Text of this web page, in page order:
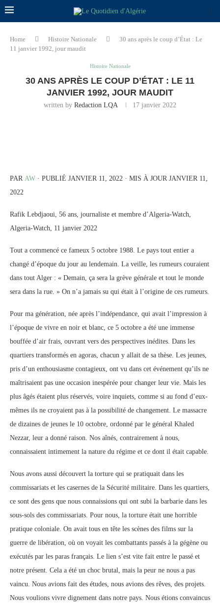
Home Histoire Nationale
30 ans après le coup d’État : Le
11 janvier 1992, jour maudit
Histoire Nationale
30 ANS APRÈS LE COUP D’ÉTAT : LE 11
JANVIER 1992, JOUR MAUDIT
written by Redaction LQA 17 janvier 2022
PAR AW · PUBLIÉ JANVIER 11, 2022 · MIS À JOUR JANVIER 11,
2022
Rafik Lebdjaoui, 56 ans, journaliste et membre d’Algeria-Watch,
Algeria-Watch, 11 janvier 2022
Tout a commencé ce fameux 5 octobre 1988. Le pays tout entier a
changé d’époque du jour au lendemain. La veille, les rumeurs couraient
dans tout Alger : « Demain, ça sera la grève générale et tout le monde
sera dans la rue. » On n’a jamais su qui était à l’origine de ces rumeurs.
Pour ma génération, née après l’indépendance, qui avait l’impression à
l’époque de vivre en noir et blanc, ce 5 octobre a été une immense
bouffée d’air frais, ouvrant vers des perspectives inédites. Dans les
quartiers transformés en agoras, chacun y allait de sa thèse. Les jeunes,
pris d’un enthousiasme contagieux, ont vu dans cet événement qu’ils ne
maîtrisaient pas une occasion inespérée pour changer leur vie. Mais les
plus âgés étaient plus réservés, voire inquiets, comme si au fond d’eux-
mêmes ils ne croyaient pas à la possibilité de changement. Le massacre
de dizaines de jeunes le 10 octobre, ordonné par le général Khaled
Nezzar, leur a donné raison. Nos aînés, contrairement à nous,
connaissaient intimement la nature du régime et ce dont il était capable.
Nous avons aussi découvert la torture qui se pratiquait dans les
commissariats et les casernes de la Sécurité militaire. Dans les quartiers,
ce sont des gens que nous connaissions qui ont subi la barbarie dans les
sous-sols des commissariats. Pour nous, la torture était une horrible
pratique coloniale. On avait tous en tête les scènes des films sur la
guerre de libération, où on voyait les combattants passés à la gégène ou
exécutés par les paras français. Le lien s’est vite fait entre le passé et
notre présent. Cela a été un choc brutal, mais la peur ne nous a pas
vaincu. Nous avions fait des études, nous avions des rêves, des projets.
Nous voulions vivre dignement dans notre pays. Nous étions convaincus